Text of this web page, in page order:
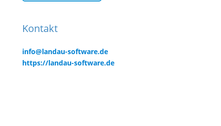
Kontakt
info@landau-software.de
https://landau-software.de